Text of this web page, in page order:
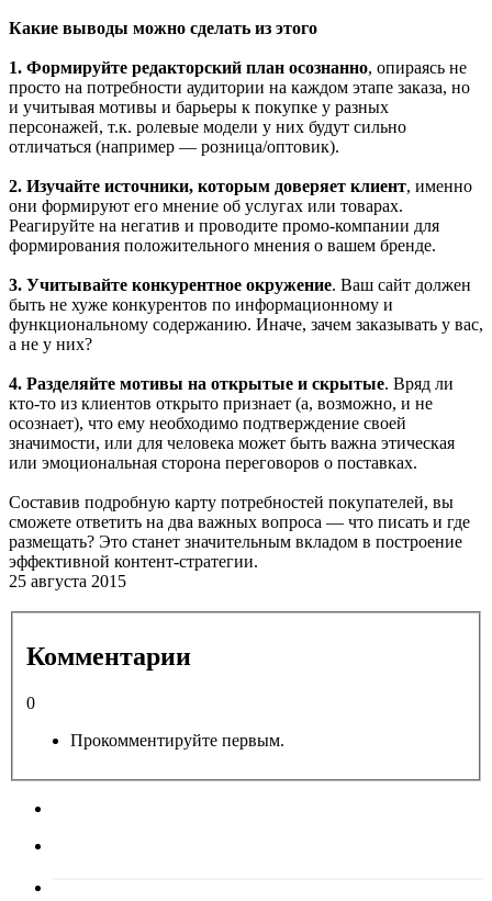
Какие выводы можно сделать из этого
1. Формируйте редакторский план осознанно, опираясь не
просто на потребности аудитории на каждом этапе заказа, но
и учитывая мотивы и барьеры к покупке у разных
персонажей, т.к. ролевые модели у них будут сильно
отличаться (например — розница/оптовик).
2. Изучайте источники, которым доверяет клиент, именно
они формируют его мнение об услугах или товарах.
Реагируйте на негатив и проводите промо-компании для
формирования положительного мнения о вашем бренде.
3. Учитывайте конкурентное окружение. Ваш сайт должен
быть не хуже конкурентов по информационному и
функциональному содержанию. Иначе, зачем заказывать у вас,
а не у них?
4. Разделяйте мотивы на открытые и скрытые. Вряд ли
кто-то из клиентов открыто признает (а, возможно, и не
осознает), что ему необходимо подтверждение своей
значимости, или для человека может быть важна этическая
или эмоциональная сторона переговоров о поставках.
Составив подробную карту потребностей покупателей, вы
сможете ответить на два важных вопроса — что писать и где
размещать? Это станет значительным вкладом в построение
эффективной контент-стратегии.
25 августа 2015
Комментарии
0
Прокомментируйте первым.